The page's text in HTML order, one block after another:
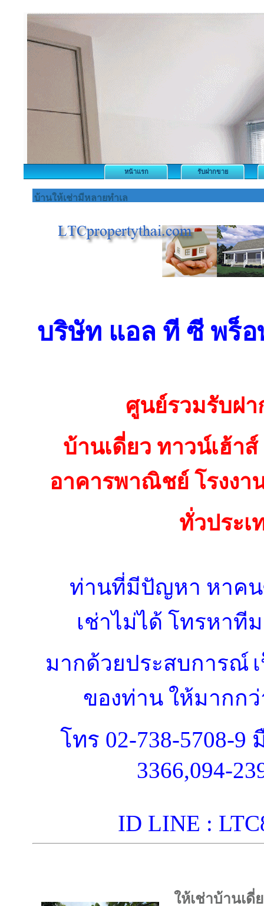
หน้าแรก รับฝากขาย
บ้านให้เช่ามีหลายทำเล
บริษัท แอล ที ซี พร็
ศูนย์รวมรับฝ
บ้านเดี่ยว ทาวน์เฮ้า
อาคารพาณิชย์ โรงงา
ทั่วประเ
ท่านที่มีปัญหา หาค
เช่าไม่ได้ โทรหาที
มากด้วยประสบการณ์
ของท่าน ให้มากก
โทร 02-738-5708-9
3366,094-
ID LINE :
ให้เช่าบ้านเดี่